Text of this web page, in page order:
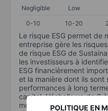
POLITIQUE EN
Negligible Low
0-10
10-20
Le risque ESG permet de
entreprise gère les
de risque ESG de
les investisseurs à
ESG financièrement
et la manière dont ils sont
performances à long
capital. L’échelle va de 0
moins il est important (0